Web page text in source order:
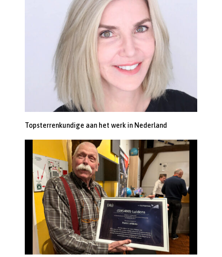
Topsterrenkundige aan het werk in Nederland